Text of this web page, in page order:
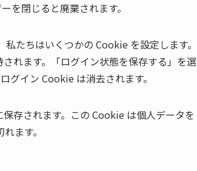
を閉じると廃棄されます。
たちはいくつかの Cookie を設定します。
れます。「ログイン状態を保存する」を選
グイン Cookie は消去されます。
存されます。この Cookie は個人データを
ます。